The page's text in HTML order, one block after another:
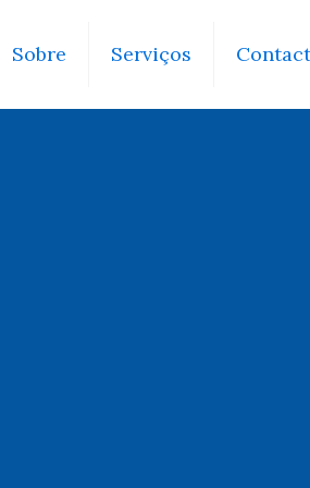
Sobre Serviços